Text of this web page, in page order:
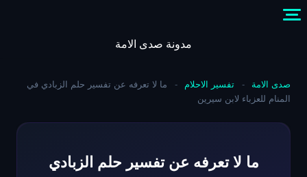
content
مدونة صدى الامة
صدى الامة - تفسير الاحلام -
ما لا تعرفه عن تفسير حلم الزبادي في
المنام للعزباء لابن سيرين
ما لا تعرفه عن تفسير حلم الزبادي